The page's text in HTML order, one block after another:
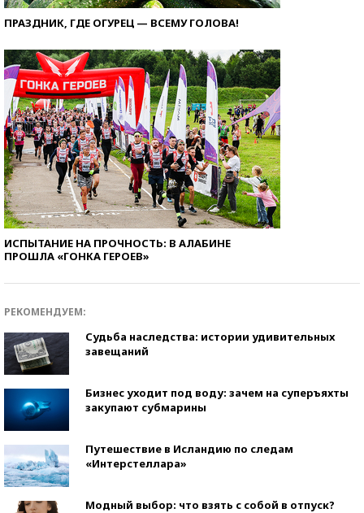
ПРАЗДНИК, ГДЕ ОГУРЕЦ — ВСЕМУ ГОЛОВА!
ИСПЫТАНИЕ НА ПРОЧНОСТЬ: В АЛАБИНЕ
ПРОШЛА «ГОНКА ГЕРОЕВ»
РЕКОМЕНДУЕМ:
Судьба наследства: истории удивительных
завещаний
Бизнес уходит под воду: зачем на суперъяхты
закупают субмарины
Путешествие в Исландию по следам
«Интерстеллара»
Модный выбор: что взять с собой в отпуск?